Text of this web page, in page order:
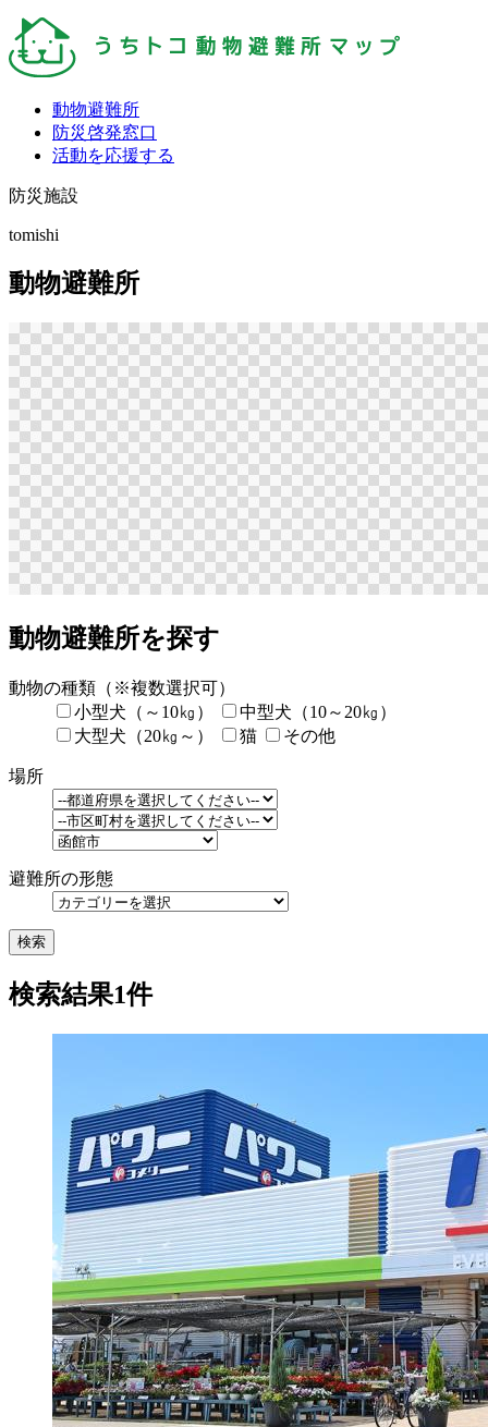
動物避難所
防災啓発窓口
活動を応援する
防災施設
tomishi
動物避難所
動物避難所を探す
動物の種類 （※複数選択可）
小型犬（～10㎏）
中型犬（10～20㎏）
大型犬（20㎏～）
猫 その他
場所
避難所の形態
検索
検索結果1件